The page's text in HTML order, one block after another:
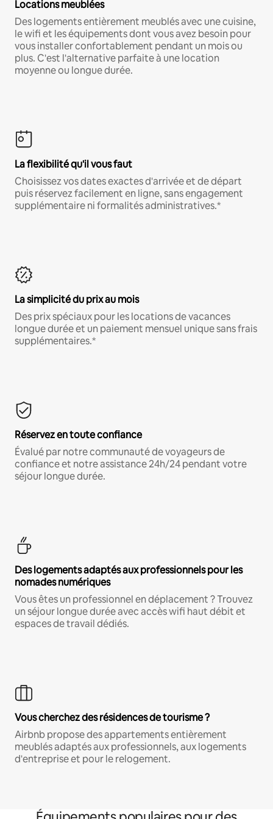
Locations meublées
Des logements entièrement meublés avec une cuisine,
le wifi et les équipements dont vous avez besoin pour
vous installer confortablement pendant un mois ou
plus. C'est l'alternative parfaite à une location
moyenne ou longue durée.
La flexibilité qu'il vous faut
Choisissez vos dates exactes d'arrivée et de départ
puis réservez facilement en ligne, sans engagement
supplémentaire ni formalités administratives.*
La simplicité du prix au mois
Des prix spéciaux pour les locations de vacances
longue durée et un paiement mensuel unique sans frais
supplémentaires.*
Réservez en toute confiance
Évalué par notre communauté de voyageurs de
confiance et notre assistance 24h/24 pendant votre
séjour longue durée.
Des logements adaptés aux professionnels pour les
nomades numériques
Vous êtes un professionnel en déplacement ? Trouvez
un séjour longue durée avec accès wifi haut débit et
espaces de travail dédiés.
Vous cherchez des résidences de tourisme ?
Airbnb propose des appartements entièrement
meublés adaptés aux professionnels, aux logements
d'entreprise et pour le relogement.